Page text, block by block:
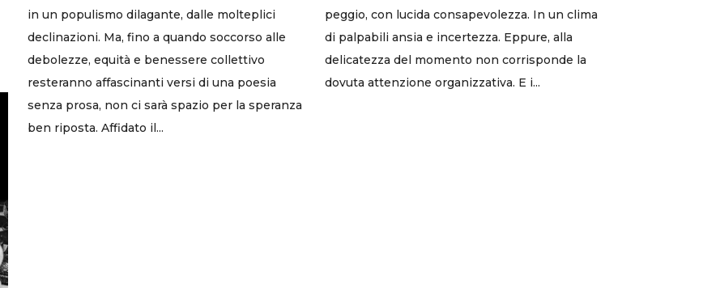
peggio, con lucida consapevolezza. In un clima
di palpabili ansia e incertezza. Eppure, alla
delicatezza del momento non corrisponde la
dovuta attenzione organizzativa. E i...
in un populismo dilagante, dalle molteplici
declinazioni. Ma, fino a quando soccorso alle
debolezze, equità e benessere collettivo
resteranno affascinanti versi di una poesia
senza prosa, non ci sarà spazio per la speranza
ben riposta. Affidato il...